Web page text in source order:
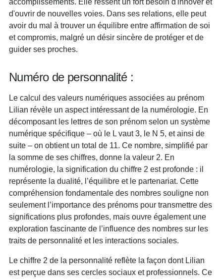
d'ouvrir de nouvelles voies. Dans ses relations, elle peut
avoir du mal à trouver un équilibre entre affirmation de soi
et compromis, malgré un désir sincère de protéger et de
guider ses proches.
Numéro de personnalité :
Le calcul des valeurs numériques associées au prénom
Lilian révèle un aspect intéressant de la numérologie. En
décomposant les lettres de son prénom selon un système
numérique spécifique – où le L vaut 3, le N 5, et ainsi de
suite – on obtient un total de 11. Ce nombre, simplifié par
la somme de ses chiffres, donne la valeur 2. En
numérologie, la signification du chiffre 2 est profonde : il
représente la dualité, l’équilibre et le partenariat. Cette
compréhension fondamentale des nombres souligne non
seulement l’importance des prénoms pour transmettre des
significations plus profondes, mais ouvre également une
exploration fascinante de l’influence des nombres sur les
traits de personnalité et les interactions sociales.
Le chiffre 2 de la personnalité reflète la façon dont Lilian
est perçue dans ses cercles sociaux et professionnels. Ce